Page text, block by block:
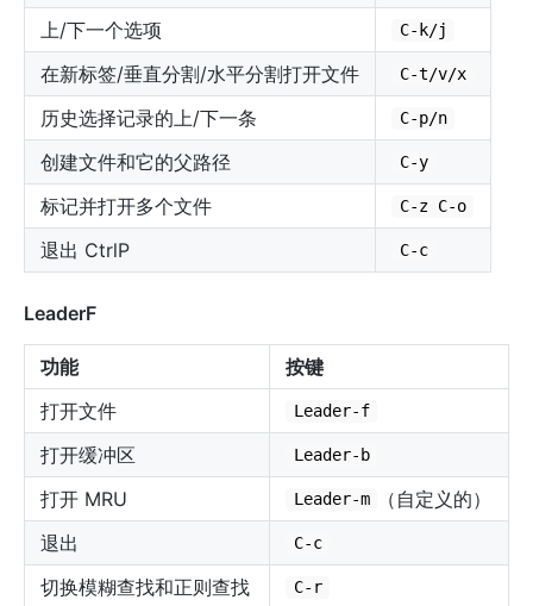
上/下一个选项 C-k/j
在新标签/垂直分割/水平分割打开文件 C-t/v/x
历史选择记录的上/下一条 C-p/n
创建文件和它的父路径 C-y
标记并打开多个文件 C-z C-o
退出 CtrlP C-c
LeaderF
功能
按键
打开文件
Leader-f
打开缓冲区 Leader-b
打开 MRU Leader-m
（自定义的）
退出
C-c
切换模糊查找和正则查找 C-r